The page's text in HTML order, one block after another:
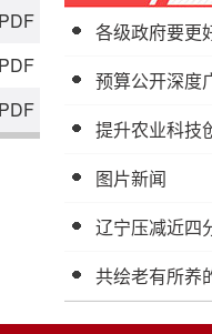
PDF
PDF
PDF
各级政府要更
预算公开深度
提升农业科技
图片新闻
辽宁压减近四
共绘老有所养